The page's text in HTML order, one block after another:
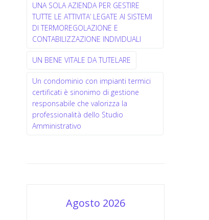
UNA SOLA AZIENDA PER GESTIRE
TUTTE LE ATTIVITA’ LEGATE AI SISTEMI
DI TERMOREGOLAZIONE E
CONTABILIZZAZIONE INDIVIDUALI
UN BENE VITALE DA TUTELARE
Un condominio con impianti termici
certificati è sinonimo di gestione
responsabile che valorizza la
professionalità dello Studio
Amministrativo
Agosto 2026